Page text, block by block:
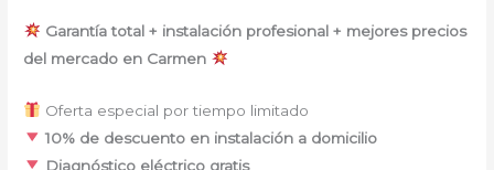
Garantía total + instalación profesional + mejores precios
del mercado en Carmen
Oferta especial por tiempo limitado
10% de descuento en instalación a domicilio
Diagnóstico eléctrico gratis